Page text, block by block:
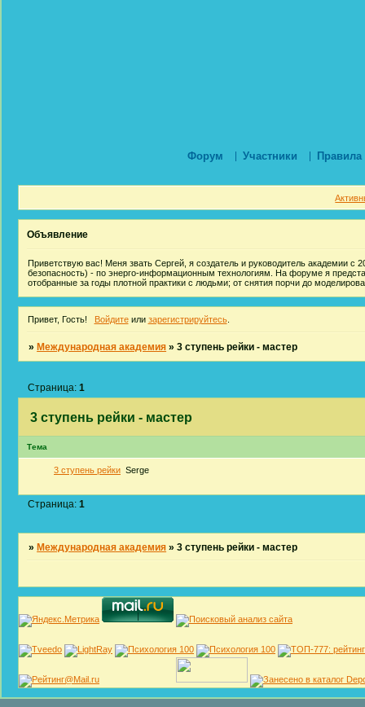
Форум Участники Правила
Объявление
Приветствую вас! Меня звать Сергей, я создатель и руководитель академии с
безопасность) - по энерго-информационным технологиям. На форуме я
отобранные за годы плотной практики с людьми; от снятия порчи до
Привет, Гость! Войдитеили зарегистрируйтесь.
»Международная академия »3 ступень рейки - мастер
3 ступень рейки - мастер
Страница:1
Тема
3 ступень рейки Serge
Страница:1
» Международная академия »3 ступень рейки - мастер